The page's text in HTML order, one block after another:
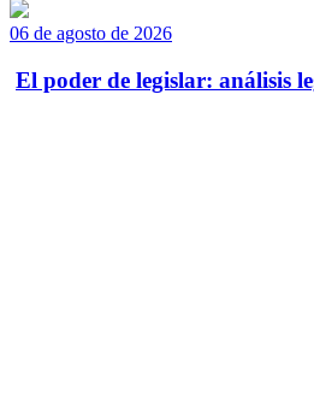
06 de agosto de 2026
El poder de legislar: análisis